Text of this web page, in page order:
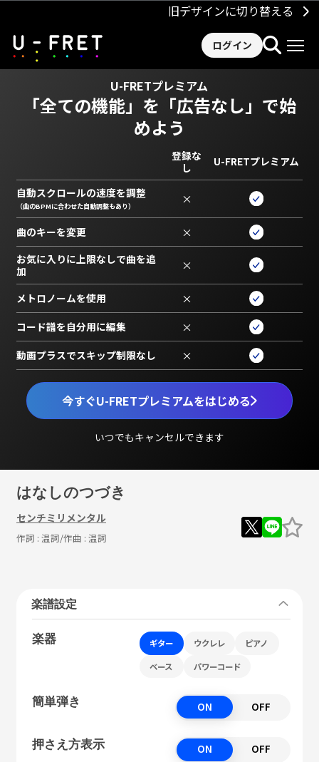
旧デザインに切り替える
ログイン
U-FRETプレミアム
「全ての機能」を 「広告なし」で始
めよう
今すぐU-FRETプレミアムをはじめる
いつでもキャンセルできます
登録な
し
U-FRETプレミアム
自動スクロールの速度を調整
（曲のBPMに合わせた自動調整もあり） ×
曲のキーを変更 ×
お気に入りに上限なしで曲を追
加
×
メトロノームを使用 ×
コード譜を自分用に編集 ×
動画プラスでスキップ制限なし ×
はなしのつづき
センチミリメンタル
作詞 : 温詞/作曲 : 温詞
楽譜設定
楽器 ギター ウクレレ ピアノ
ベース パワーコード
簡単弾き ON OFF
押さえ方表示 ON OFF